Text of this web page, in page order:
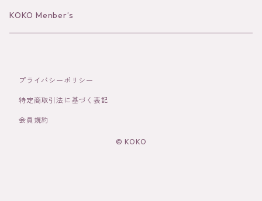
Bracelet／Bangle
Brooch
Hair Accessories
Hat
Socks
KOKO Menber’s
プライバシーポリシー
特定商取引法に基づく表記
会員規約
© KOKO